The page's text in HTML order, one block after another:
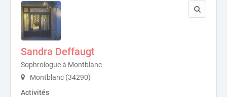
Sandra Deffaugt
Sophrologue à Montblanc
Montblanc (34290)
Activités